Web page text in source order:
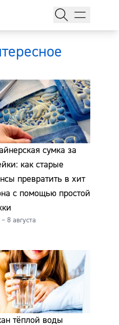
сумка за
как старые
превратить в хит
с помощью простой
8 августа
тёплой воды